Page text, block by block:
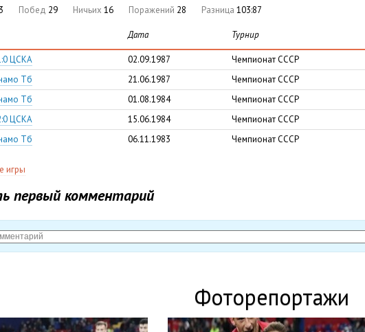
Побед 29 Ничьих 16 Поражений 28 Разница 103:87
Дата Турнир
ЦСКА 02.09.1987
Чемпионат СССР
Тб
21.06.1987
Чемпионат СССР
Тб
01.08.1984
Чемпионат СССР
ЦСКА
15.06.1984
Чемпионат СССР
Тб
06.11.1983 Чемпионат СССР
игры
первый комментарий
Фоторепортажи